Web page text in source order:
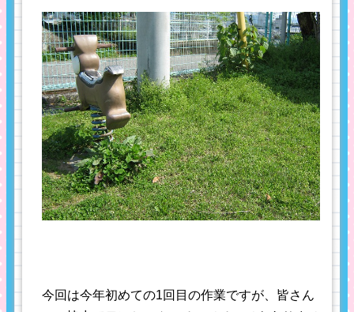
今回は今年初めての1回目の作業ですが、皆さん